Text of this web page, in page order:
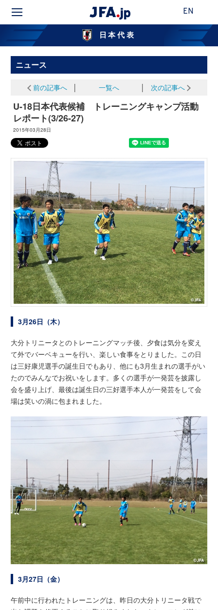
EN
日本代表
ニュース
前の記事へ 一覧へ 次の記事へ
U-18日本代表候補 トレーニングキャンプ活動
レポート(3/26-27)
2015年03月28日
3月26日（木）
大分トリニータとのトレーニングマッチ後、夕食は気分を変え
て外でバーベキューを行い、楽しい食事をとりました。この日
は三好康児選手の誕生日でもあり、他にも3月生まれの選手がい
たのでみんなでお祝いをします。多くの選手が一発芸を披露し
会を盛り上げ、最後は誕生日の三好選手本人が一発芸をして会
場は笑いの渦に包まれました。
3月27日（金）
午前中に行われたトレーニングは、昨日の大分トリニータ戦で